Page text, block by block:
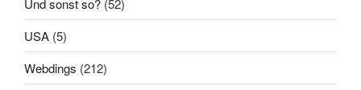
Und sonst so? (52)
USA (5)
Webdings (212)